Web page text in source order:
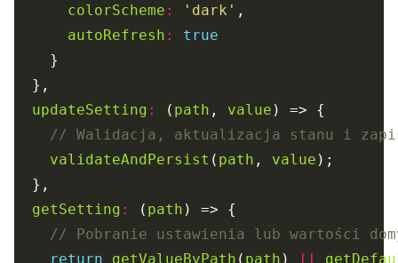
colorScheme : 'dark'
autoRefresh :
true
updateSetting : ( path , value
validateAndPersist ( path , value
getSetting : ( path
return getValueByPath ( path ) ||